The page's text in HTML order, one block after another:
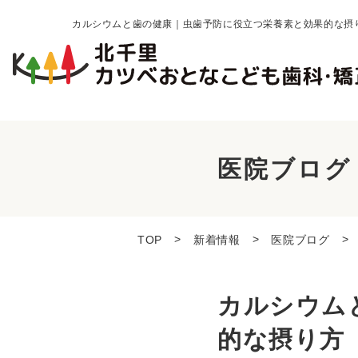
カルシウムと歯の健康｜虫歯予防に役立つ栄養素と効果的な
医院ブログ
TOP 新着情報 医院ブログ
カルシウム
的な摂り方